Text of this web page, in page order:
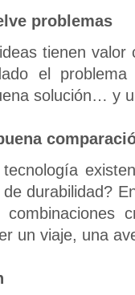
problemas
tienen valor
el
solución… y
durabilidad?
combinaciones
un viaje, una